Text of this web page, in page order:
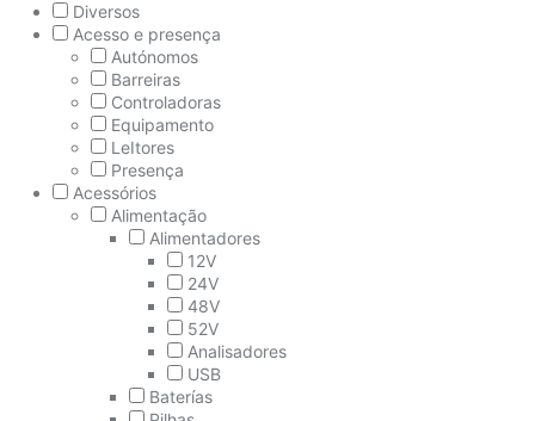
Diversos
Acesso e presença
Autónomos
Barreiras
Controladoras
Equipamento
LeItores
Presença
Acessórios
Alimentação
Alimentadores
12V
24V
48V
52V
Analisadores
USB
Baterías